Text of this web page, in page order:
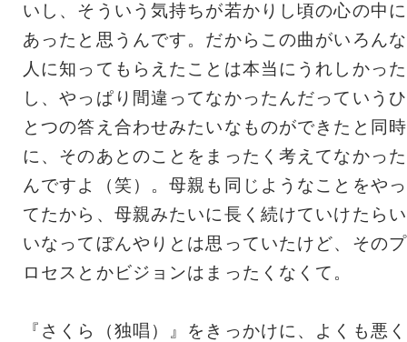
いし、そういう気持ちが若かりし頃の心の中に
あったと思うんです。だからこの曲がいろんな
人に知ってもらえたことは本当にうれしかった
し、やっぱり間違ってなかったんだっていうひ
とつの答え合わせみたいなものができたと同時
に、そのあとのことをまったく考えてなかった
んですよ（笑）。母親も同じようなことをやっ
てたから、母親みたいに長く続けていけたらい
いなってぼんやりとは思っていたけど、そのプ
ロセスとかビジョンはまったくなくて。
『さくら（独唱）』をきっかけに、よくも悪く